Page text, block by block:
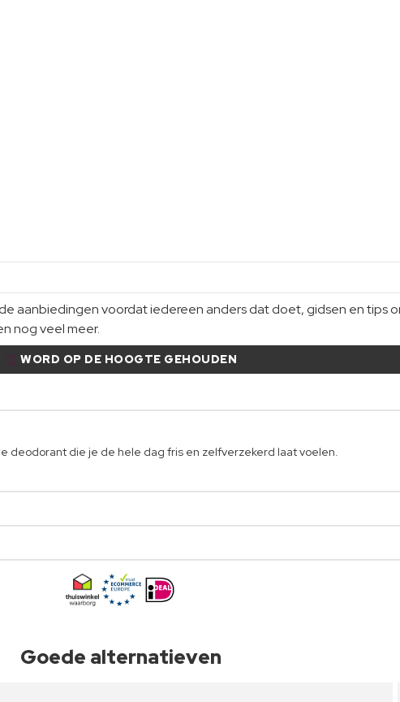
aanbiedingen voordat iedereen anders dat doet, gidsen en tips
nog veel meer.
WORD OP DE HOOGTE GEHOUDEN
deodorant die je de hele dag fris en zelfverzekerd laat voelen.
Goede alternatieven